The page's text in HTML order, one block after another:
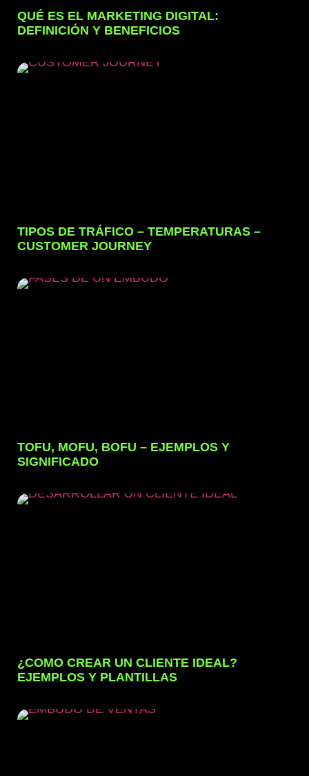
QUÉ ES EL MARKETING DIGITAL:
DEFINICIÓN Y BENEFICIOS
TIPOS DE TRÁFICO – TEMPERATURAS –
CUSTOMER JOURNEY
TOFU, MOFU, BOFU – EJEMPLOS Y
SIGNIFICADO
¿COMO CREAR UN CLIENTE IDEAL?
EJEMPLOS Y PLANTILLAS